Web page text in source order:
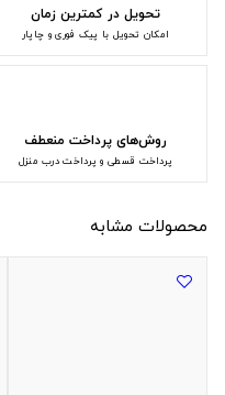
تحویل در کمترین زمان
امکان تحویل با پیک فوری و چاپار
روش‌های پرداخت منعطف
پرداخت قسطی و پرداخت درب منزل
محصولات مشابه